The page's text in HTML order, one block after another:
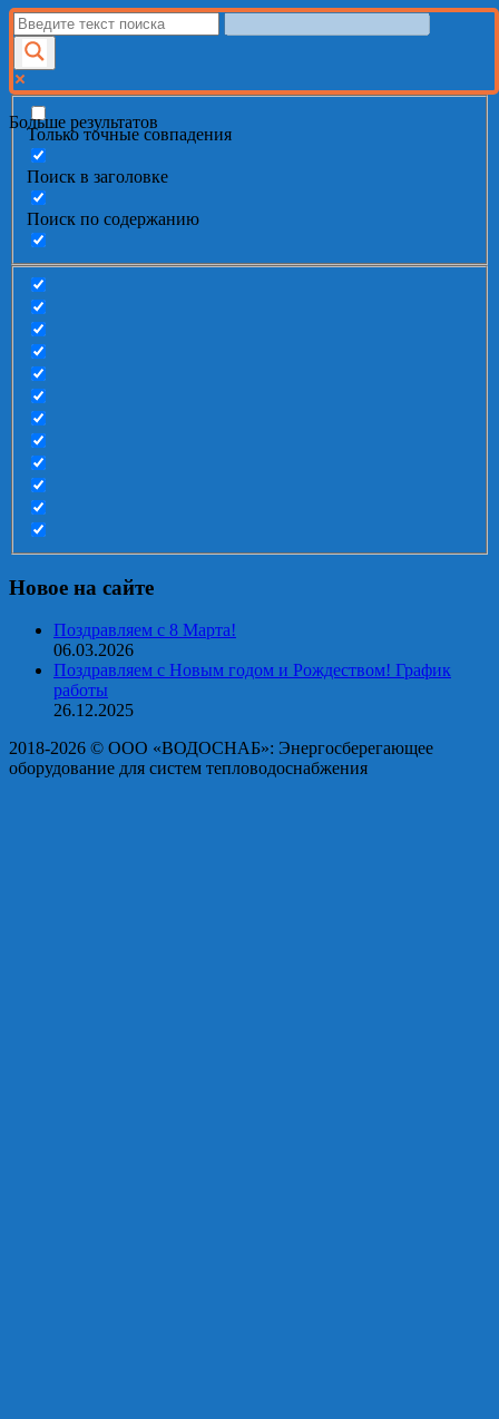
Больше результатов
Только точные совпадения
Поиск в заголовке
Поиск по содержанию
Новое на сайте
Поздравляем с 8 Марта!
06.03.2026
Поздравляем с Новым годом и Рождеством! График
работы
26.12.2025
2018-2026 © OOO «ВОДОСНАБ»: Энергосберегающее
оборудование для систем тепловодоснабжения